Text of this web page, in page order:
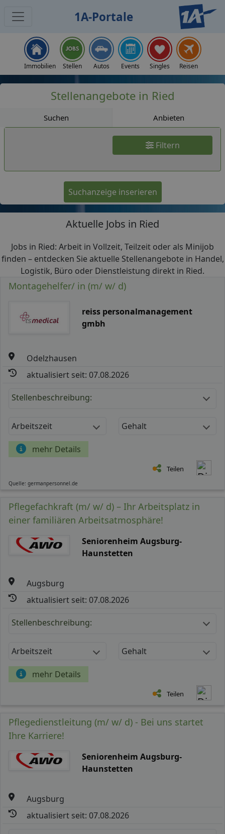
1A-Portale
Immobilien Stellen Autos Events Singles Reisen
Stellenangebote in Ried
Suchen Anbieten
Filtern
Suchanzeige inserieren
Aktuelle Jobs in Ried
Jobs in Ried: Arbeit in Vollzeit, Teilzeit oder als Minijob
finden – entdecken Sie aktuelle Stellenangebote in Handel,
Logistik, Büro oder Dienstleistung direkt in Ried.
Montagehelfer/ in (m/ w/ d)
reiss personalmanagement
gmbh
Odelzhausen
aktualisiert seit: 07.08.2026
Stellenbeschreibung:
Arbeitszeit Gehalt
mehr Details
Teilen
Quelle: germanpersonnel.de
Pflegefachkraft (m/ w/ d) – Ihr Arbeitsplatz in
einer familiären Arbeitsatmosphäre!
Seniorenheim Augsburg-
Haunstetten
Augsburg
aktualisiert seit: 07.08.2026
Stellenbeschreibung:
Arbeitszeit Gehalt
mehr Details
Teilen
Pflegedienstleitung (m/ w/ d) - Bei uns startet
Ihre Karriere!
Seniorenheim Augsburg-
Haunstetten
Augsburg
aktualisiert seit: 07.08.2026